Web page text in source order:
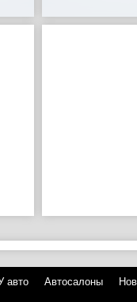
авто Автосалоны